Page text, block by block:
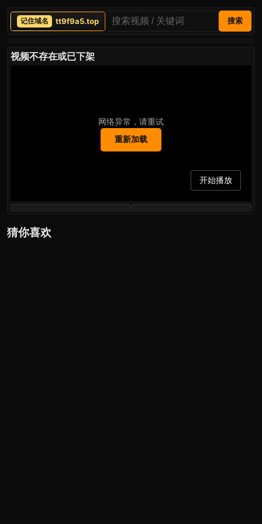
tt9f9a5.top 搜索
视频不存在或已下架
网络异常，请重试
重新加载
开始播放
猜你喜欢